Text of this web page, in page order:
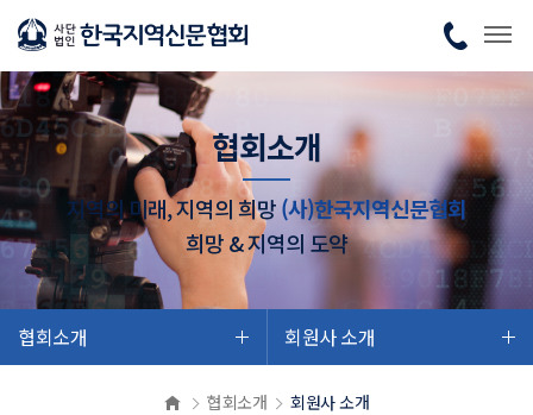
협회소개
지역의 미래, 지역의 희망(사)한국지역신문협회
희망 & 지역의 도약
협회소개 회원사 소개
협회소개 회원사 소개